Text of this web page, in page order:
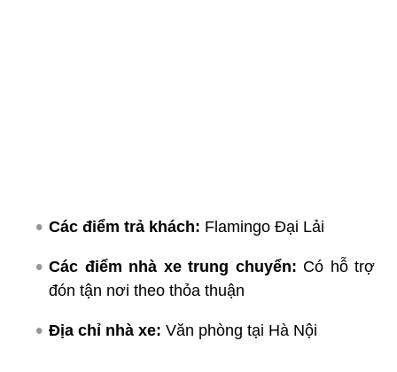
Các điểm trả khách: Flamingo Đại Lải
Các điểm nhà xe trung chuyển: Có hỗ trợ
đón tận nơi theo thỏa thuận
Địa chỉ nhà xe: Văn phòng tại Hà Nội